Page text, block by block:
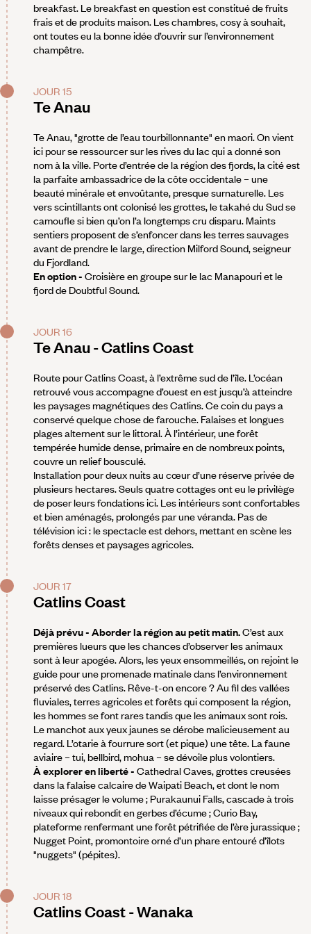
breakfast. Le breakfast en question est constitué de fruits
frais et de produits maison. Les chambres, cosy à souhait,
ont toutes eu la bonne idée d’ouvrir sur l’environnement
champêtre.
JOUR 15
Te Anau
Te Anau, "grotte de l’eau tourbillonnante" en maori. On vient
ici pour se ressourcer sur les rives du lac qui a donné son
nom à la ville. Porte d’entrée de la région des fjords, la cité est
la parfaite ambassadrice de la côte occidentale – une
beauté minérale et envoûtante, presque surnaturelle. Les
vers scintillants ont colonisé les grottes, le takahé du Sud se
camoufle si bien qu’on l’a longtemps cru disparu. Maints
sentiers proposent de s’enfoncer dans les terres sauvages
avant de prendre le large, direction Milford Sound, seigneur
du Fjordland.
En option - Croisière en groupe sur le lac Manapouri et le
fjord de Doubtful Sound.
JOUR 16
Te Anau - Catlins Coast
Route pour Catlins Coast, à l’extrême sud de l’île. L’océan
retrouvé vous accompagne d’ouest en est jusqu’à atteindre
les paysages magnétiques des Catlins. Ce coin du pays a
conservé quelque chose de farouche. Falaises et longues
plages alternent sur le littoral. À l’intérieur, une forêt
tempérée humide dense, primaire en de nombreux points,
couvre un relief bousculé.
Installation pour deux nuits au cœur d’une réserve privée de
plusieurs hectares. Seuls quatre cottages ont eu le privilège
de poser leurs fondations ici. Les intérieurs sont confortables
et bien aménagés, prolongés par une véranda. Pas de
télévision ici : le spectacle est dehors, mettant en scène les
forêts denses et paysages agricoles.
JOUR 17
Catlins Coast
Déjà prévu - Aborder la région au petit matin.C’est aux
premières lueurs que les chances d’observer les animaux
sont à leur apogée. Alors, les yeux ensommeillés, on rejoint le
guide pour une promenade matinale dans l’environnement
préservé des Catlins. Rêve-t-on encore ? Au fil des vallées
fluviales, terres agricoles et forêts qui composent la région,
les hommes se font rares tandis que les animaux sont rois.
Le manchot aux yeux jaunes se dérobe malicieusement au
regard. L’otarie à fourrure sort (et pique) une tête. La faune
aviaire – tui, bellbird, mohua – se dévoile plus volontiers.
À explorer en liberté - Cathedral Caves, grottes creusées
dans la falaise calcaire de Waipati Beach, et dont le nom
laisse présager le volume ; Purakaunui Falls, cascade à trois
niveaux qui rebondit en gerbes d’écume ; Curio Bay,
plateforme renfermant une forêt pétrifiée de l’ère jurassique ;
Nugget Point, promontoire orné d’un phare entouré d’îlots
"nuggets" (pépites).
JOUR 18
Catlins Coast - Wanaka